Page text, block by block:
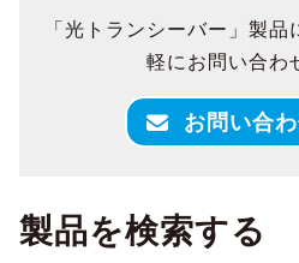
「光トランシーバー」製
軽にお問い合わ
お問い合
製品を検索する